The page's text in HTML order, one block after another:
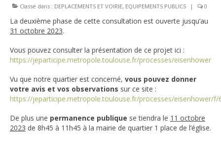
EQUIPEMENTS PUBLICS
ECOLES ET COLLEGES
TAXE D’AMENAGEMENT MAJOREE
DEPLACEMENTS ET VOIRIE
DECHETS ET POLLUTION
SECURITE
Classé dans : DEPLACEMENTS ET VOIRIE, EQUIPEMENTS PUBLICS | 0
La deuxième phase de cette consultation est ouverte jusqu’au
31 octobre 2023.
Vous pouvez consulter la présentation de ce projet ici :
https://jeparticipe.metropole.toulouse.fr/processes/eisenhower
Vu que notre quartier est concerné, vous pouvez donner
votre avis et vos observations sur ce site :
https://jeparticipe.metropole.toulouse.fr/processes/eisenhower/f/
De plus une permanence publique se tiendra le 11 octobre
2023 de 8h45 à 11h45 à la mairie de quartier 1 place de l’église.